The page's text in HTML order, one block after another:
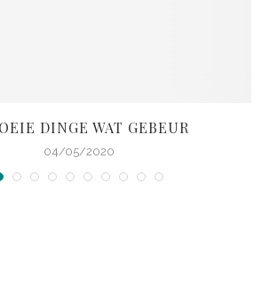
DINGE WAT GEBEUR
04/05/2020